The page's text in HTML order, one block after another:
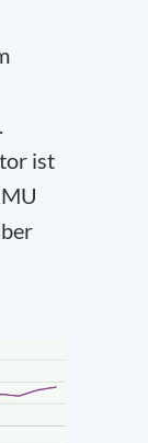
ist